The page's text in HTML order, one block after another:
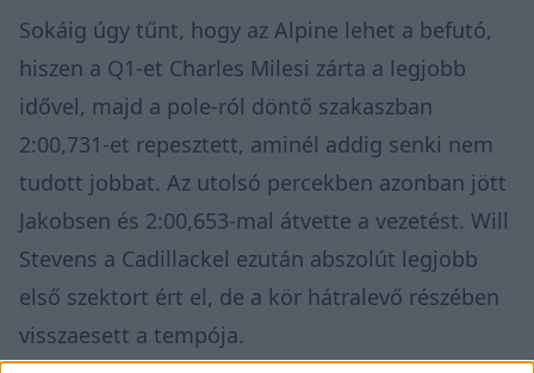
Sokáig úgy tűnt, hogy az Alpine lehet a befutó,
hiszen a Q1-et Charles Milesi zárta a legjobb
idővel, majd a pole-ról döntő szakaszban
2:00,731-et repesztett, aminél addig senki nem
tudott jobbat. Az utolsó percekben azonban jött
Jakobsen és 2:00,653-mal átvette a vezetést. Will
Stevens a Cadillackel ezután abszolút legjobb
első szektort ért el, de a kör hátralevő részében
visszaesett a tempója.